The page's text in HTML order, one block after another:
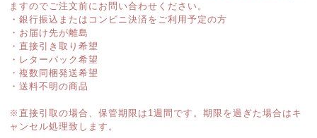
ますのでご注文前にお問い合わせください。
・銀行振込またはコンビニ決済をご利用予定の方
・お届け先が離島
・直接引き取り希望
・レターパック希望
・複数同梱発送希望
・送料不明の商品
※直接引取の場合、保管期限は1週間です。期限を過ぎた場合はキ
ャンセル処理致します。